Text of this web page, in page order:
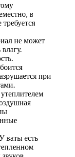
в
не может
при
ваты есть